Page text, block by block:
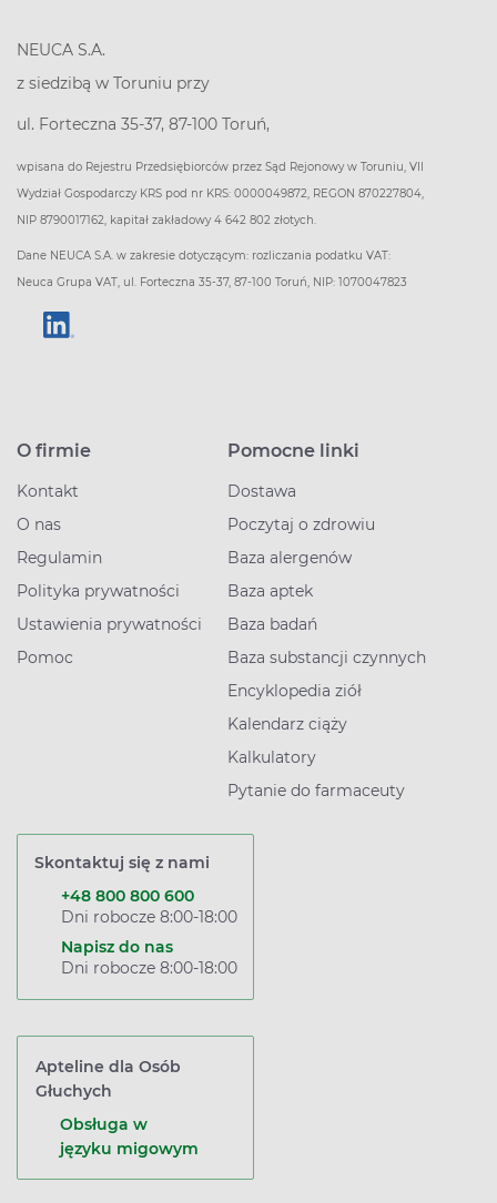
NEUCA S.A.
z siedzibą w Toruniu przy
ul. Forteczna 35-37, 87-100 Toruń,
wpisana do Rejestru Przedsiębiorców przez Sąd Rejonowy w Toruniu, VII
Wydział Gospodarczy KRS pod nr KRS: 0000049872, REGON 870227804,
NIP 8790017162, kapitał zakładowy 4 642 802 złotych.
Dane NEUCA S.A. w zakresie dotyczącym: rozliczania podatku VAT:
Neuca Grupa VAT, ul. Forteczna 35-37, 87-100 Toruń, NIP: 1070047823
O firmie
Kontakt
O nas
Regulamin
Polityka prywatności
Ustawienia prywatności
Pomoc
Pomocne linki
Dostawa
Poczytaj o zdrowiu
Baza alergenów
Baza aptek
Baza badań
Baza substancji czynnych
Encyklopedia ziół
Kalendarz ciąży
Kalkulatory
Pytanie do farmaceuty
Skontaktuj się z nami
+48 800 800 600
Dni robocze 8:00-18:00
Napisz do nas
Dni robocze 8:00-18:00
Apteline dla Osób
Głuchych
Obsługa w
języku migowym